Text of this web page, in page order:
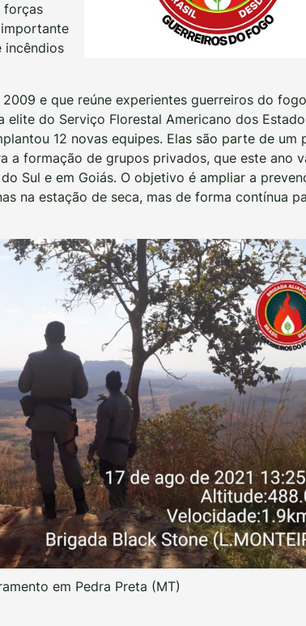
forças
incêndios
2009 e que reúne experientes guerreiros do
do Serviço Florestal Americano dos
12 novas equipes. Elas são parte de um
a formação de grupos privados, que este ano
Sul e em Goiás. O objetivo é ampliar a
na estação de seca, mas de forma contínua
em Pedra Preta (MT)